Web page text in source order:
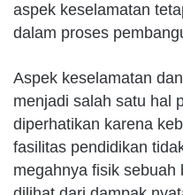
aspek keselamatan
dalam proses
Aspek keselamatan
menjadi salah satu hal
diperhatikan karena
fasilitas pendidikan
megahnya fisik